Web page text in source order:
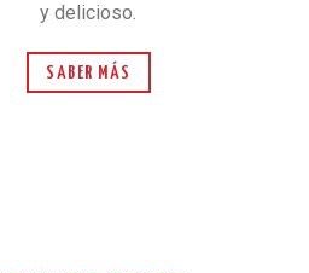
y delicioso.
SABER MÁS